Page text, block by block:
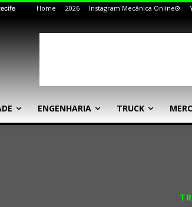
Home 2026 Instagram Mecânica Online®
ENGENHARIA TRUCK